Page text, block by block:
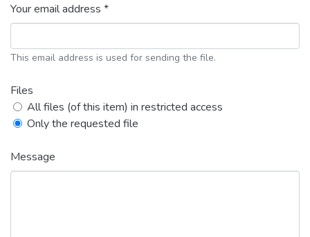
Your email address *
This email address is used for sending the file.
Files
All files (of this item) in restricted access
Only the requested file
Message